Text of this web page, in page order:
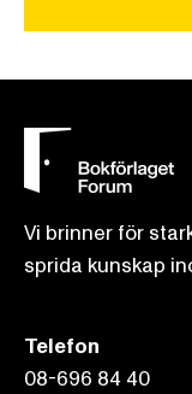
Vi brinner för
sprida kunskap
Telefon
08-696 84 40